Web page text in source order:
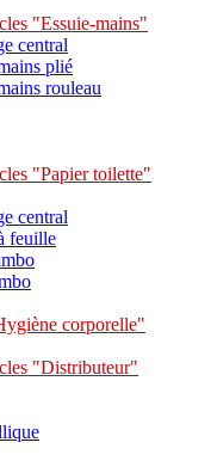
"Essuie-mains"
central
plié
rouleau
"Papier toilette"
central
feuille
corporelle"
"Distributeur"